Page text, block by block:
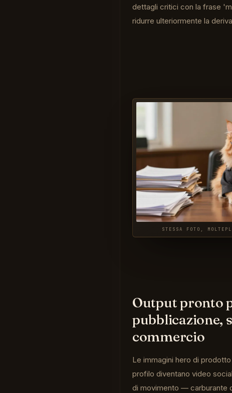
dettagli critici con la frase
ridurre ulteriormente la
STESSA FOTO,
Output pronto
pubblicazione,
commercio
Le immagini hero di
profilo diventano video
di movimento — carburante